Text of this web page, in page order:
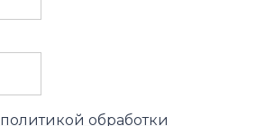
политикой обработки